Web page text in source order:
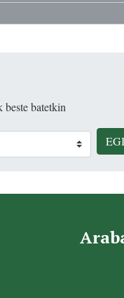
beste batetkin